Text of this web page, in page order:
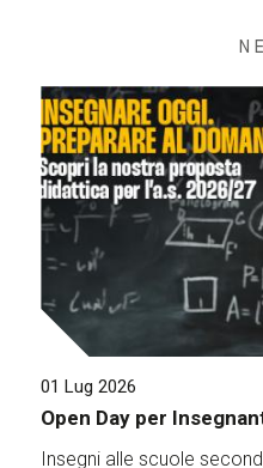
01 Lug 2026
Open Day per
Insegni alle scuole